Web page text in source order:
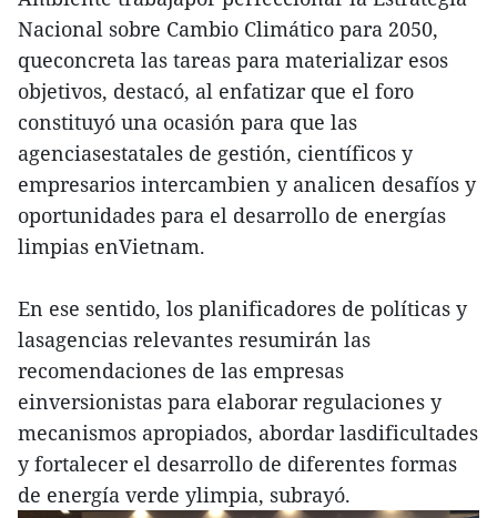
Nacional sobre Cambio Climático para 2050,
queconcreta las tareas para materializar esos
objetivos, destacó, al enfatizar que el foro
constituyó una ocasión para que las
agenciasestatales de gestión, científicos y
empresarios intercambien y analicen desafíos y
oportunidades para el desarrollo de energías
limpias enVietnam.
En ese sentido, los planificadores de políticas y
lasagencias relevantes resumirán las
recomendaciones de las empresas
einversionistas para elaborar regulaciones y
mecanismos apropiados, abordar lasdificultades
y fortalecer el desarrollo de diferentes formas
de energía verde ylimpia, subrayó.